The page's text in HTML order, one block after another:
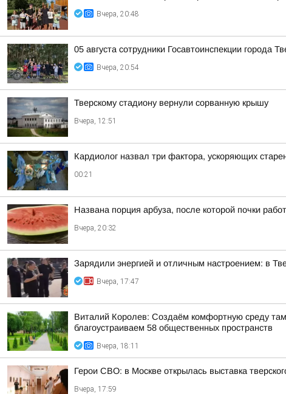
Вчера, 20:48
05 августа сотрудники Госавтоинспекции
Вчера, 20:54
Тверскому стадиону вернули сорванную крышу
Вчера, 12:51
Кардиолог назвал три фактора, ускоряющих
00:21
Названа порция арбуза, после которой почки
Вчера, 20:32
Зарядили энергией и отличным настроением: в
Вчера, 17:47
Виталий Королев: Создаём комфортную среду
благоустраиваем 58 общественных пространств
Вчера, 18:11
Герои СВО: в Москве открылась выставка
Вчера, 17:59